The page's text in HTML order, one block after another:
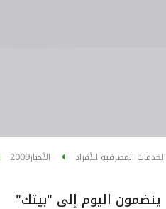
الخدمات المصرفية للأفراد الأخبار2009